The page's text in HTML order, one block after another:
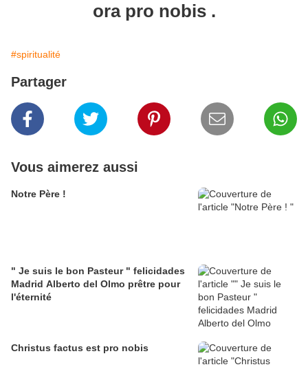
ora pro nobis .
#spiritualité
Partager
Vous aimerez aussi
Notre Père !
" Je suis le bon Pasteur " felicidades
Madrid Alberto del Olmo prêtre pour
l'éternité
Christus factus est pro nobis